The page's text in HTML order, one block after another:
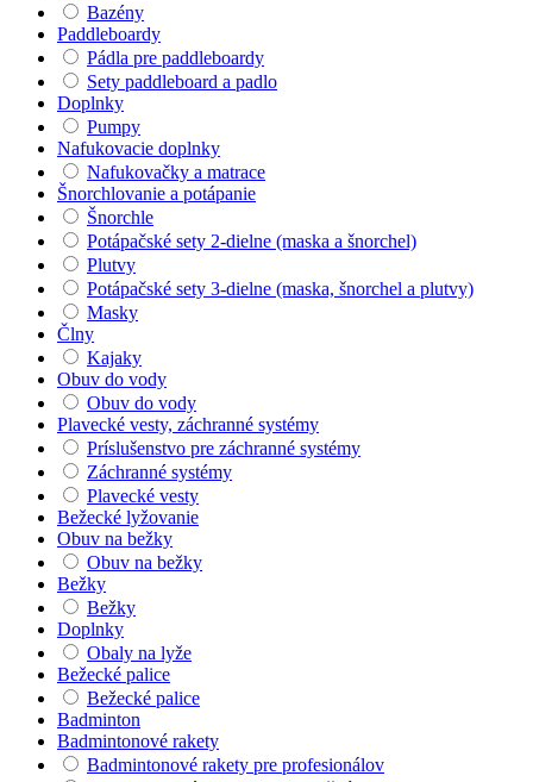
Bazény
Paddleboardy
Pádla pre paddleboardy
Sety paddleboard a padlo
Doplnky
Pumpy
Nafukovacie doplnky
Nafukovačky a matrace
Šnorchlovanie a potápanie
Šnorchle
Potápačské sety 2-dielne (maska a šnorchel)
Plutvy
Potápačské sety 3-dielne (maska, šnorchel a plutvy)
Masky
Člny
Kajaky
Obuv do vody
Obuv do vody
Plavecké vesty, záchranné systémy
Príslušenstvo pre záchranné systémy
Záchranné systémy
Plavecké vesty
Bežecké lyžovanie
Obuv na bežky
Obuv na bežky
Bežky
Bežky
Doplnky
Obaly na lyže
Bežecké palice
Bežecké palice
Badminton
Badmintonové rakety
Badmintonové rakety pre profesionálov